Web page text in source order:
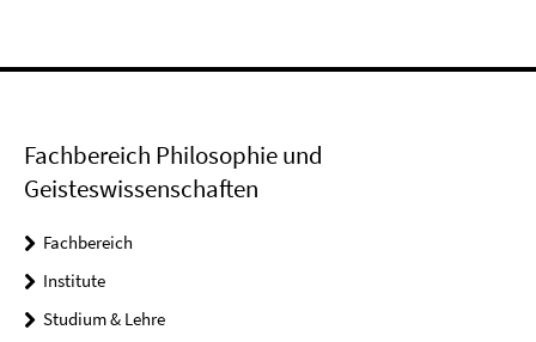
Fachbereich Philosophie und
Geisteswissenschaften
Fachbereich
Institute
Studium & Lehre